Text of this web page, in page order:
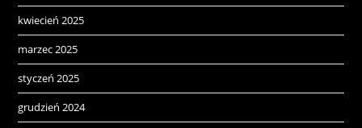
kwiecień 2025
marzec 2025
styczeń 2025
grudzień 2024